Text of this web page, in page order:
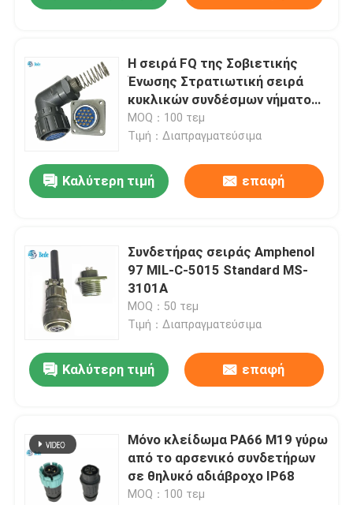
Η σειρά FQ της Σοβιετικής
Ένωσης Στρατιωτική σειρά
κυκλικών συνδέσμων νήματος
ανδρών και γυναικών
MOQ：100 τεμ
Τιμή：Διαπραγματεύσιμα
Καλύτερη τιμή επαφή
Συνδετήρας σειράς Amphenol
97 MIL-C-5015 Standard MS-
3101A
MOQ：50 τεμ
Τιμή：Διαπραγματεύσιμα
Καλύτερη τιμή επαφή
Μόνο κλείδωμα PA66 M19 γύρω
από το αρσενικό συνδετήρων
σε θηλυκό αδιάβροχο IP68
MOQ：100 τεμ